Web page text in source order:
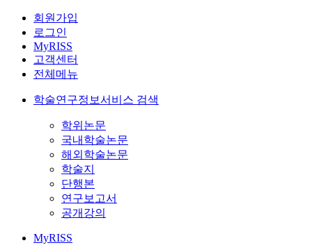
회원가입
로그인
MyRISS
고객센터
전체메뉴
학술연구정보서비스 검색
학위논문
국내학술논문
해외학술논문
학술지
단행본
연구보고서
공개강의
MyRISS